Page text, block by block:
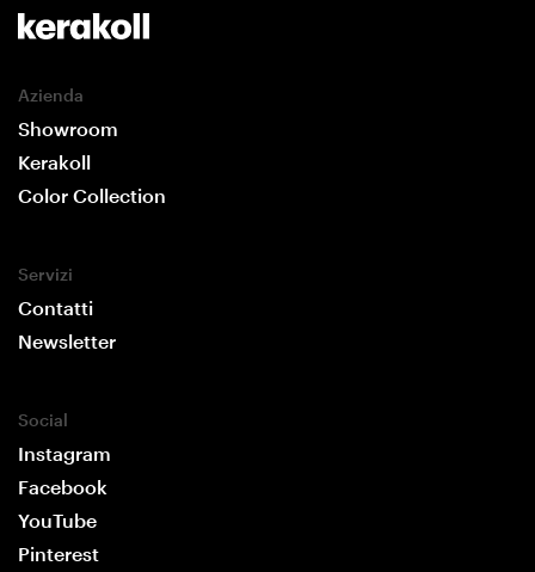
Azienda
Showroom
Kerakoll
Color Collection
Servizi
Contatti
Newsletter
Social
Instagram
Facebook
YouTube
Pinterest